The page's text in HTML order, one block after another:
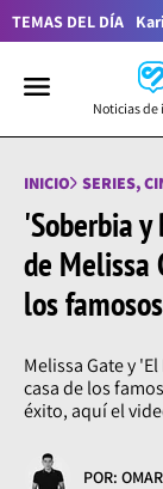
TEMAS DEL DÍA
Noticias
INICIO SERIES,
'Soberbia
de Melissa
los famosos
Melissa Gate y
casa de los
éxito, aquí el
POR: